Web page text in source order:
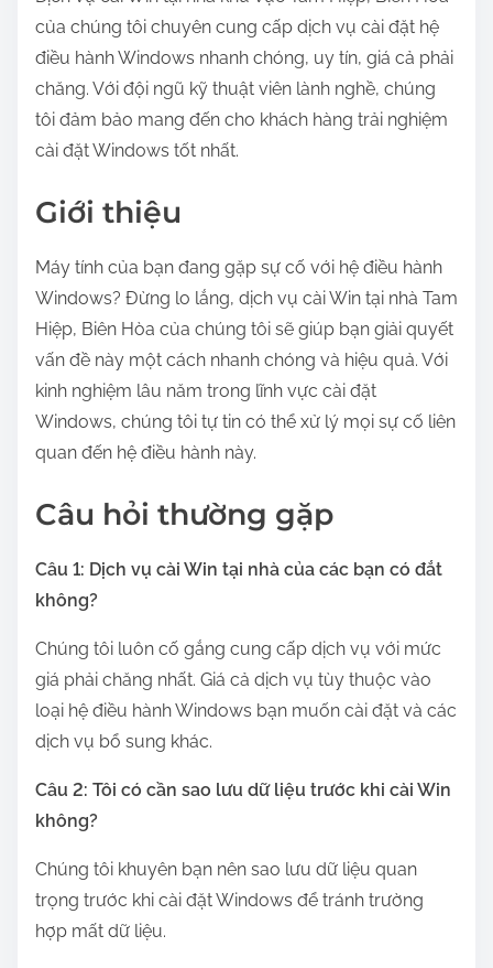
của chúng tôi chuyên cung cấp dịch vụ cài đặt hệ
điều hành Windows nhanh chóng, uy tín, giá cả phải
chăng. Với đội ngũ kỹ thuật viên lành nghề, chúng
tôi đảm bảo mang đến cho khách hàng trải nghiệm
cài đặt Windows tốt nhất.
Giới thiệu
Máy tính của bạn đang gặp sự cố với hệ điều hành
Windows? Đừng lo lắng, dịch vụ cài Win tại nhà Tam
Hiệp, Biên Hòa của chúng tôi sẽ giúp bạn giải quyết
vấn đề này một cách nhanh chóng và hiệu quả. Với
kinh nghiệm lâu năm trong lĩnh vực cài đặt
Windows, chúng tôi tự tin có thể xử lý mọi sự cố liên
quan đến hệ điều hành này.
Câu hỏi thường gặp
Câu 1: Dịch vụ cài Win tại nhà của các bạn có đắt
không?
Chúng tôi luôn cố gắng cung cấp dịch vụ với mức
giá phải chăng nhất. Giá cả dịch vụ tùy thuộc vào
loại hệ điều hành Windows bạn muốn cài đặt và các
dịch vụ bổ sung khác.
Câu 2: Tôi có cần sao lưu dữ liệu trước khi cài Win
không?
Chúng tôi khuyên bạn nên sao lưu dữ liệu quan
trọng trước khi cài đặt Windows để tránh trường
hợp mất dữ liệu.